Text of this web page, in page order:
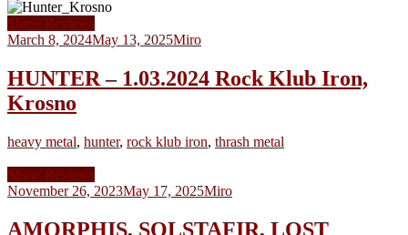
Show Reviews
March 8, 2024May 13, 2025Miro
HUNTER – 1.03.2024 Rock Klub Iron,
Krosno
heavy metal, hunter, rock klub iron, thrash metal
Show Reviews
November 26, 2023May 17, 2025Miro
AMORPHIS, SOLSTAFIR, LOST